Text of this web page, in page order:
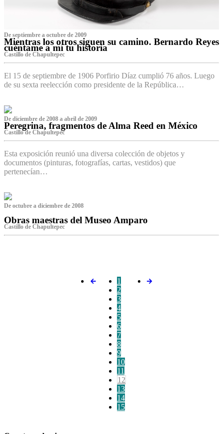
De septiembre a octubre de 2009
Mientras los otros siguen su camino. Bernardo Reyes
cuéntame a mí tu historia
Castillo de Chapultepec
El 15 de septiembre de 1906 Porfirio Díaz cumplió 76 años. Luego
de su sexta reelección como presidente de la República…
De diciembre de 2008 a abril de 2009
Peregrina, fragmentos de Alma Reed en México
Castillo de Chapultepec
Esta exposición reunió una diversa colección de objetos y
documentos (pinturas, fotografías, cartas, vestidos) que
pertenecían…
De octubre a diciembre de 2008
Obras maestras del Museo Amparo
Castillo de Chapultepec
1
2
3
4
5
6
7
8
9
10
11
12
13
14
15